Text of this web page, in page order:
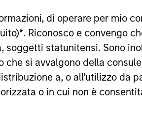
di operare per mio
*. Riconosco e convengo
statunitensi. Sono
si avvalgono della
a, o all’utilizzo da
o in cui non è
Investment Management.